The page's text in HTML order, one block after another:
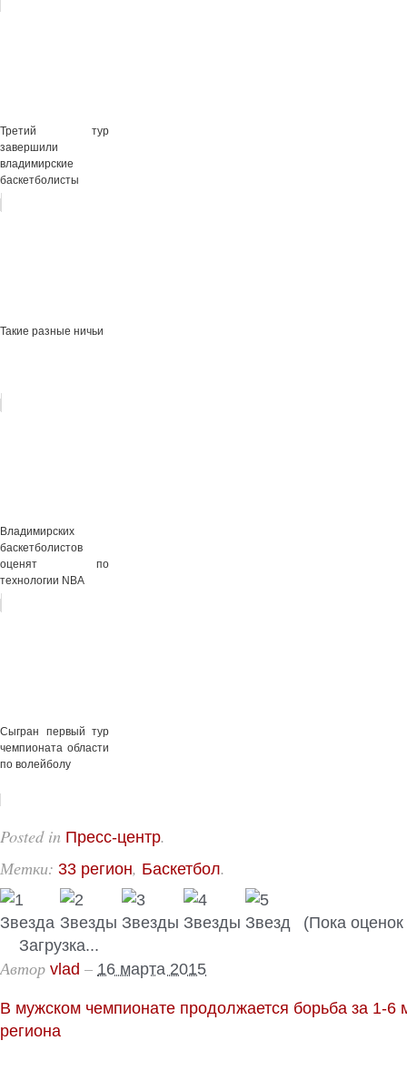
Третий тур
завершили
владимирские
баскетболисты
Такие разные ничьи
Владимирских
баскетболистов
оценят по
технологии NBA
Сыгран первый тур
чемпионата области
по волейболу
Posted in Пресс-центр.
Метки: 33 регион, Баскетбол.
(Пока оценок
Загрузка...
Автор vlad – 16 марта 2015
В мужском чемпионате продолжается борьба за 1-6
региона